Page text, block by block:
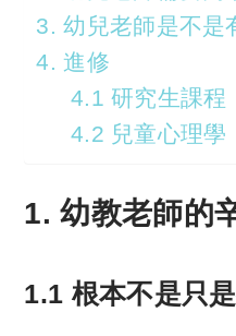
3. 幼兒老師是不是
4. 進修
4.1 研究生課程
4.2 兒童心理學
1. 幼教老師的
1.1 根本不是只